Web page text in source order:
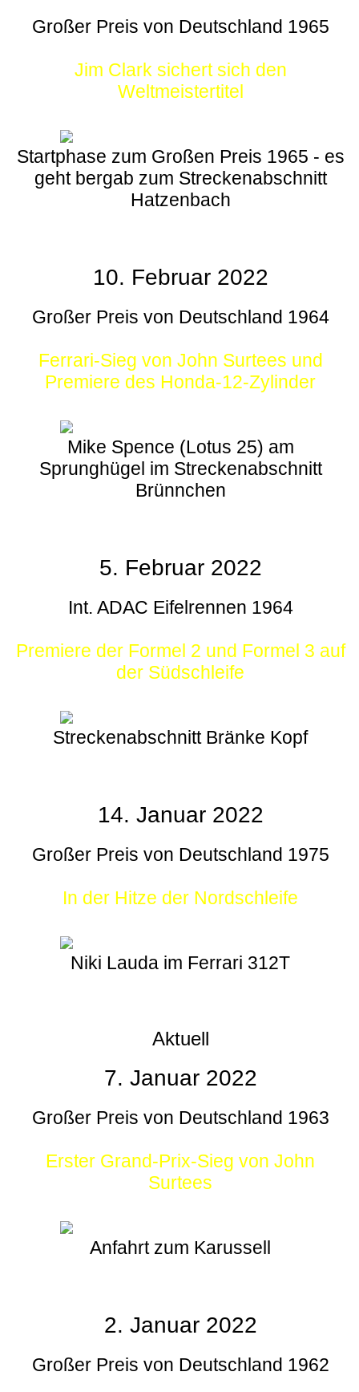
Großer Preis von Deutschland 1965
Jim Clark sichert sich den
Weltmeistertitel
Startphase zum Großen Preis 1965 - es
geht bergab zum Streckenabschnitt
Hatzenbach
10. Februar 2022
Großer Preis von Deutschland 1964
Ferrari-Sieg von John Surtees und
Premiere des Honda-12-Zylinder
Mike Spence (Lotus 25) am
Sprunghügel im Streckenabschnitt
Brünnchen
5. Februar 2022
Int. ADAC Eifelrennen 1964
Premiere der Formel 2 und Formel 3 auf
der Südschleife
Streckenabschnitt Bränke Kopf
14. Januar 2022
Großer Preis von Deutschland 1975
In der Hitze der Nordschleife
Niki Lauda im Ferrari 312T
Aktuell
7. Januar 2022
Großer Preis von Deutschland 1963
Erster Grand-Prix-Sieg von John
Surtees
Anfahrt zum Karussell
2. Januar 2022
Großer Preis von Deutschland 1962